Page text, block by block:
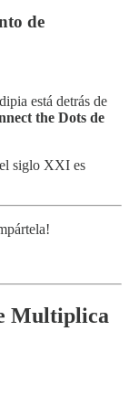
de
está detrás de
the Dots de
siglo XXI es
Multiplica